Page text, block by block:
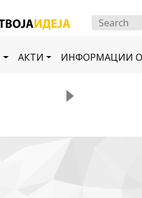
АКТИ ИНФОРМАЦИИ